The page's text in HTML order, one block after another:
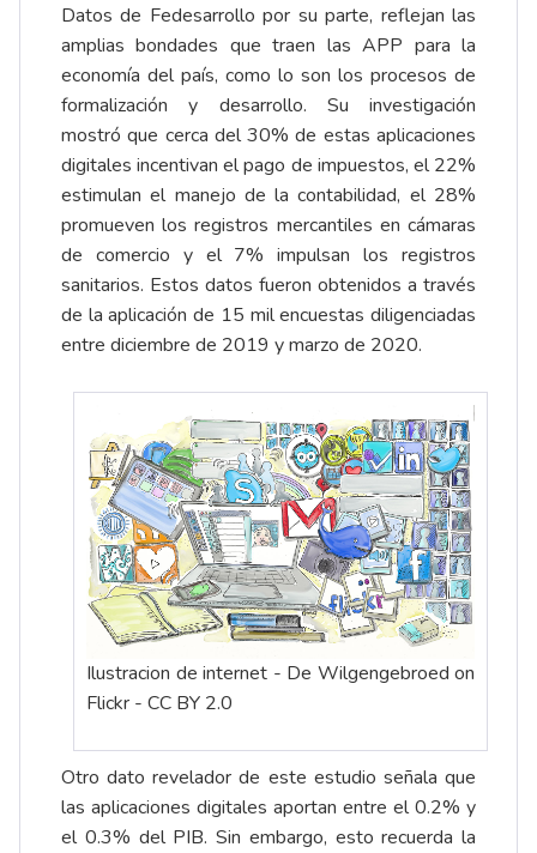
Datos de Fedesarrollo por su parte, reflejan las
amplias bondades que traen las APP para la
economía del país, como lo son los procesos de
formalización y desarrollo. Su investigación
mostró que cerca del 30% de estas aplicaciones
digitales incentivan el pago de impuestos, el 22%
estimulan el manejo de la contabilidad, el 28%
promueven los registros mercantiles en cámaras
de comercio y el 7% impulsan los registros
sanitarios. Estos datos fueron obtenidos a través
de la aplicación de 15 mil encuestas diligenciadas
entre diciembre de 2019 y marzo de 2020.
Ilustracion de internet - De Wilgengebroed on
Flickr - CC BY 2.0
Otro dato revelador de este estudio señala que
las aplicaciones digitales aportan entre el 0.2% y
el 0.3% del PIB. Sin embargo, esto recuerda la